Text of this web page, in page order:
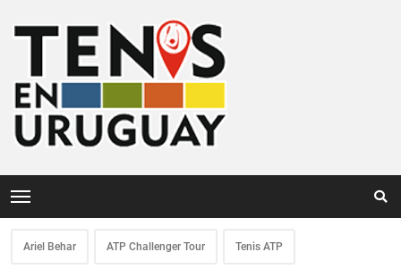
Ariel Behar ATP Challenger Tour Tenis ATP